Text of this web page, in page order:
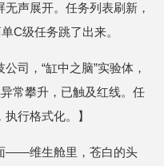
声展开。任务列表刷新，
C级任务跳了出来。
司，“缸中之脑”实验体，
常攀升，已触及红线。任
行格式化。】
——维生舱里，苍白的头